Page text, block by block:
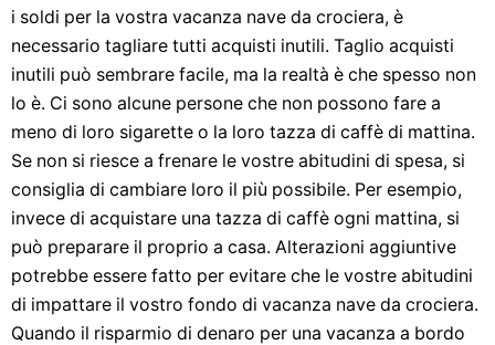
i soldi per la vostra vacanza nave da crociera, è
necessario tagliare tutti acquisti inutili. Taglio acquisti
inutili può sembrare facile, ma la realtà è che spesso non
lo è. Ci sono alcune persone che non possono fare a
meno di loro sigarette o la loro tazza di caffè di mattina.
Se non si riesce a frenare le vostre abitudini di spesa, si
consiglia di cambiare loro il più possibile. Per esempio,
invece di acquistare una tazza di caffè ogni mattina, si
può preparare il proprio a casa. Alterazioni aggiuntive
potrebbe essere fatto per evitare che le vostre abitudini
di impattare il vostro fondo di vacanza nave da crociera.
Quando il risparmio di denaro per una vacanza a bordo